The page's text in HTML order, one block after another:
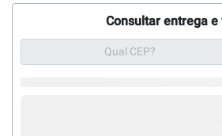
Consultar entrega